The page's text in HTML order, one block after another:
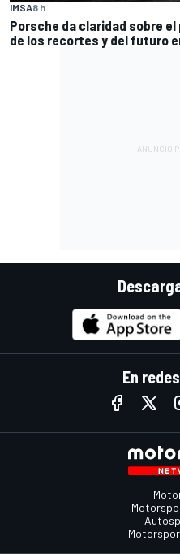
IMSA8 h
Porsche da claridad sobre el
de los recortes y del futuro
En